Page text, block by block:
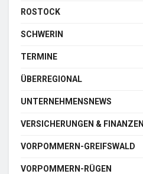
ROSTOCK
SCHWERIN
TERMINE
ÜBERREGIONAL
UNTERNEHMENSNEWS
VERSICHERUNGEN & FINANZEN
VORPOMMERN-GREIFSWALD
VORPOMMERN-RÜGEN